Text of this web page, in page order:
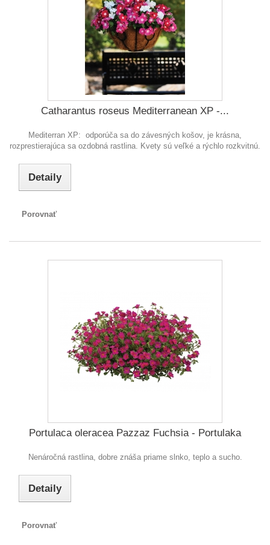
Catharantus roseus Mediterranean XP -...
Mediterran XP: odporúča sa do závesných košov, je krásna,
rozprestierajúca sa ozdobná rastlina. Kvety sú veľké a rýchlo rozkvitnú.
Detaily
Porovnať
Portulaca oleracea Pazzaz Fuchsia - Portulaka
Nenáročná rastlina, dobre znáša priame slnko, teplo a sucho.
Detaily
Porovnať